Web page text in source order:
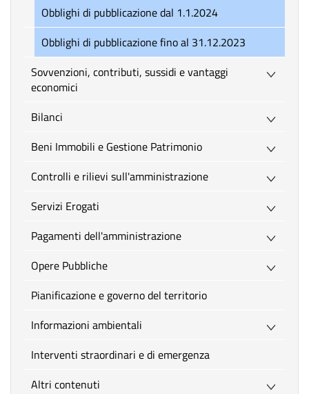
Obblighi di pubblicazione dal 1.1.2024
Obblighi di pubblicazione fino al 31.12.2023
Sovvenzioni, contributi, sussidi e vantaggi
economici
Bilanci
Beni Immobili e Gestione Patrimonio
Controlli e rilievi sull'amministrazione
Servizi Erogati
Pagamenti dell'amministrazione
Opere Pubbliche
Pianificazione e governo del territorio
Informazioni ambientali
Interventi straordinari e di emergenza
Altri contenuti